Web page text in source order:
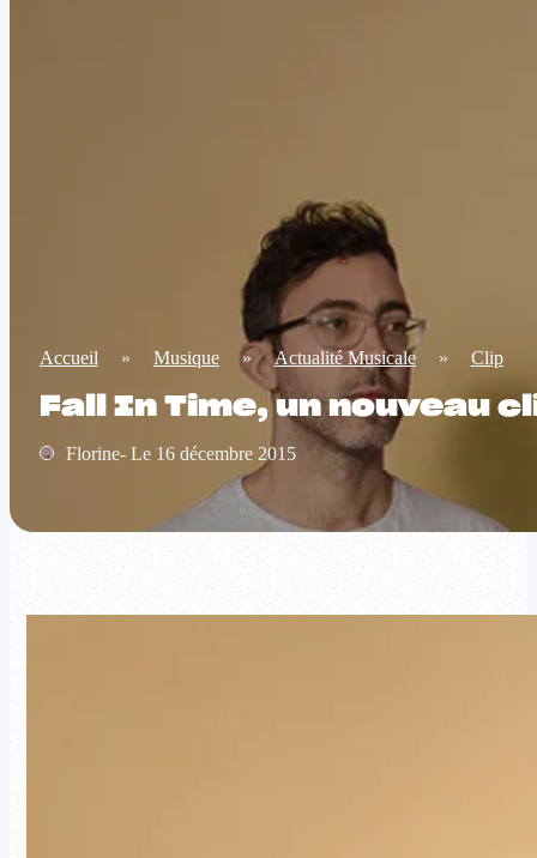
Accueil » Musique » Actualité Musicale » Clip
Fall In Time, un nouveau
Florine- Le 16 décembre 2015